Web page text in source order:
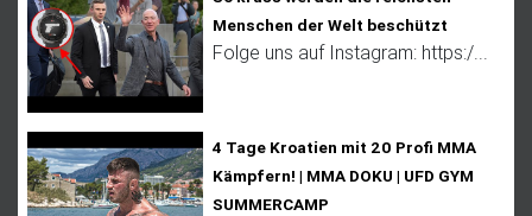
Menschen der Welt beschützt
Folge uns auf Instagram: https:/...
4 Tage Kroatien mit 20 Profi MMA
Kämpfern! | MMA DOKU | UFD GYM
SUMMERCAMP